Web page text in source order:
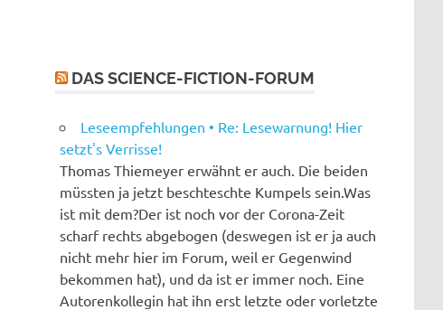
DAS SCIENCE-FICTION-FORUM
Leseempfehlungen • Re: Lesewarnung! Hier
setzt's Verrisse!
Thomas Thiemeyer erwähnt er auch. Die beiden
müssten ja jetzt beschteschte Kumpels sein.Was
ist mit dem?Der ist noch vor der Corona-Zeit
scharf rechts abgebogen (deswegen ist er ja auch
nicht mehr hier im Forum, weil er Gegenwind
bekommen hat), und da ist er immer noch. Eine
Autorenkollegin hat ihn erst letzte oder vorletzte